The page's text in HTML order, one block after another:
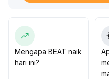
muncul sebelum
fokus pada area bawah
Mengapa BEAT naik
hari ini?